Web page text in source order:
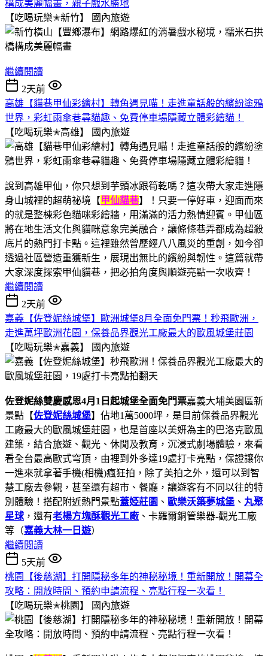
構成美麗幅畫，親子戲水勝地
【吃喝玩樂✭新竹】
國內旅遊
繼續閱讀
2天前
高雄【貓巷甲仙彩繪村】轉角遇見喵！走進童話般的繽紛塗鴉
世界，彩虹雨傘巷尋貓趣、免費停車場隱藏立體彩繪貓！
【吃喝玩樂✭高雄】
國內旅遊
說到高雄甲仙，你只想到芋頭冰跟筍乾嗎？這次帶大家走進隱
身山城裡的超萌祕境【甲仙貓巷】！只要一停好車，迎面而來
的就是整棟彩色貓咪彩繪牆，用滿滿的活力熱情迎賓。甲仙區
將在地生活文化與貓咪意象完美融合，讓條條巷弄都成為超殺
底片的熱門打卡點。這裡雖然曾歷經八八風災的重創，如今卻
透過社區營造重獲新生，展現出無比的繽紛與韌性。這篇就帶
大家深度探索甲仙貓巷，把必拍角度與順遊亮點一次收齊！
繼續閱讀
2天前
嘉義【佐登妮絲城堡】歐洲城堡8月全面免門票！秒飛歐洲，
走進萬坪歐洲花園，保養品界觀光工廠最大的歐風城堡莊園
【吃喝玩樂✭嘉義】
國內旅遊
佐登妮絲雙慶感恩4月1日起城堡全面免門票嘉義大埔美園區新
景點【佐登妮絲城堡】佔地1萬5000坪，是目前保養品界觀光
工廠最大的歐風城堡莊園，也是首座以美妍為主的巴洛克歐風
建築，結合旅遊、觀光、休閒及教育，沉浸式劇場體驗，來看
看全台最高歐式穹頂，由裡到外多達19處打卡亮點，保證讓你
一進來就拿著手機(相機)瘋狂拍，除了美拍之外，還可以到智
慧工廠去參觀，甚至還有超市、餐廳，讓遊客有不同以往的特
別體驗！搭配附近熱門景點蓋婭莊園 、 歐樂沃築夢城堡 、 丸聚
星球 ，還有老楊方塊酥觀光工廠 、卡羅爾銅管樂器-觀光工廠
等（嘉義大林一日遊）
繼續閱讀
5天前
桃園【後慈湖】打開隱秘多年的神秘秘境！重新開放！開幕全
攻略：開放時間、預約申請流程、亮點行程一次看！
【吃喝玩樂✭桃園】
國內旅遊